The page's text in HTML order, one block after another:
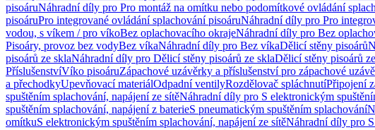
pisoáruNáhradní díly pro Pro montáž na omítku nebo podomítkové ovládání
pisoáruPro integrované ovládání splachování pisoáruNáhradní díly pro Pro
vodou, s víkem / pro víkoBez oplachovacího okrajeNáhradní díly pro Bez
Pisoáry, provoz bez vodyBez víkaNáhradní díly pro Bez víkaDělicí stěny pisoárů
pisoárů ze sklaNáhradní díly pro Dělicí stěny pisoárů ze sklaDělicí stěny pisoárů
PříslušenstvíVíko pisoáruZápachové uzávěrky a příslušenství pro zápachové
a přechodkyUpevňovací materiálOdpadní ventilyRozdělovač spláchnutíPřipojení
spuštěním splachování, napájení ze sítěNáhradní díly pro S elektronickým
spuštěním splachování, napájení z baterieS pneumatickým spuštěním splachování
omítkuS elektronickým spuštěním splachování, napájení ze sítěNáhradní díly pro